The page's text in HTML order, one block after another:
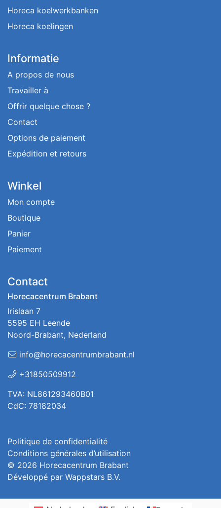
Horeca koelwerkbanken
Horeca koelingen
Informatie
A propos de nous
Travailler à
Offrir quelque chose ?
Contact
Options de paiement
Expédition et retours
Winkel
Mon compte
Boutique
Panier
Paiement
Contact
Horecacentrum Brabant
Irislaan 7
5595 EH Leende
Noord-Brabant, Nederland
info@horecacentrumbrabant.nl
+31850509912
TVA: NL861293460B01
CdC: 78182034
Politique de confidentialité
Conditions générales d’utilisation
© 2026 Horecacentrum Brabant
Développé par Wappstars B.V.